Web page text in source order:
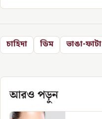
চাহিদা ডিম ভাঙা-ফাটা
আরও পড়ুন